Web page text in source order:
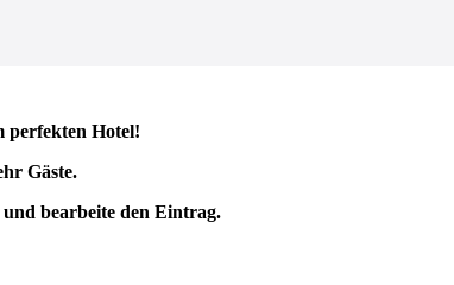
perfekten Hotel!
Gäste.
bearbeite den Eintrag.